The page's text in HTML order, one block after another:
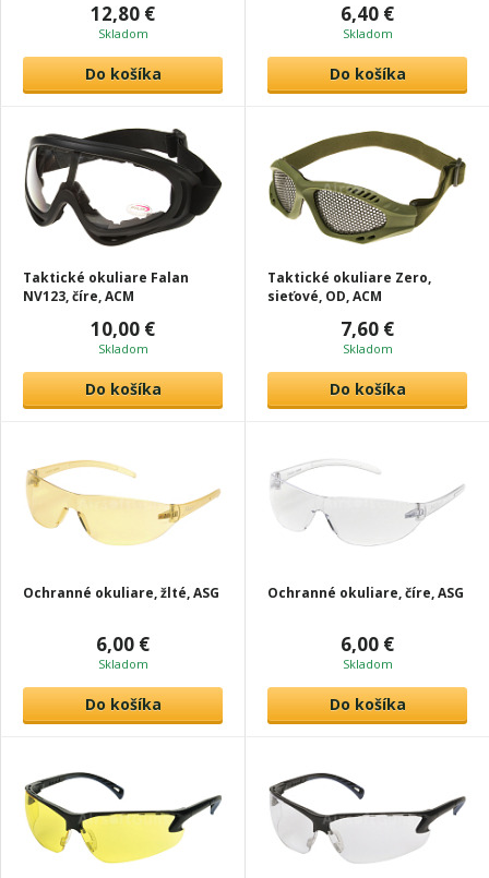
12,80 €
Skladom
Do košíka
6,40 €
Skladom
Do košíka
Taktické okuliare Falan
NV123, číre, ACM
10,00 €
Skladom
Do košíka
Taktické okuliare Zero,
sieťové, OD, ACM
7,60 €
Skladom
Do košíka
Ochranné okuliare, žlté, ASG
6,00 €
Skladom
Do košíka
Ochranné okuliare, číre, ASG
6,00 €
Skladom
Do košíka